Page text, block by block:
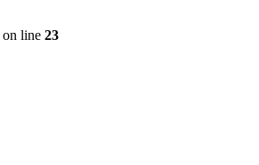
on line 23